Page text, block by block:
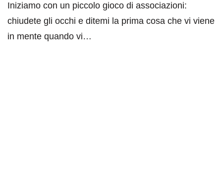
Iniziamo con un piccolo gioco di associazioni:
chiudete gli occhi e ditemi la prima cosa che vi viene
in mente quando vi…